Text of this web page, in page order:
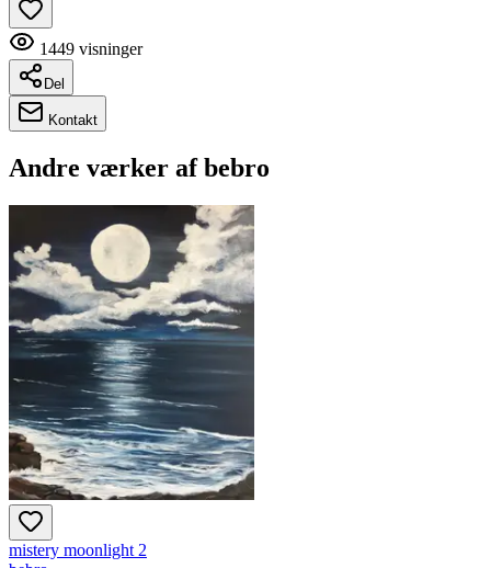
1449 visninger
Del
Kontakt
Andre værker afbebro
mistery moonlight 2